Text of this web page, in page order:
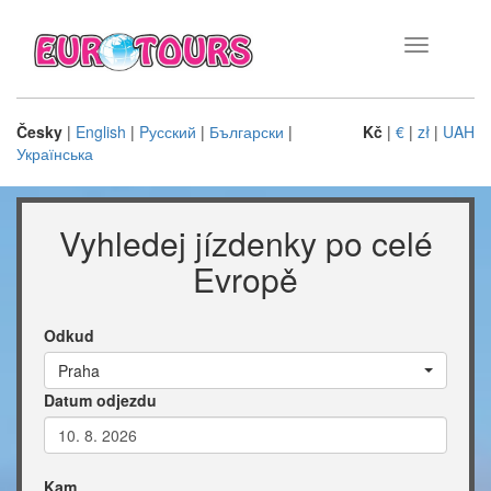
Toggle
Česky | English | Pусский | Български |
Українська
Kč| €| zł| UAH
Vyhledej jízdenky po celé
Evropě
Odkud
Praha
Datum odjezdu
Kam